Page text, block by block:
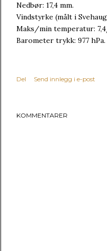
Nedbør: 17,4 mm.
Vindstyrke (målt i
Maks/min temperatur:
Barometer trykk: 977 hPa.
Del Send innlegg i e-post
KOMMENTARER